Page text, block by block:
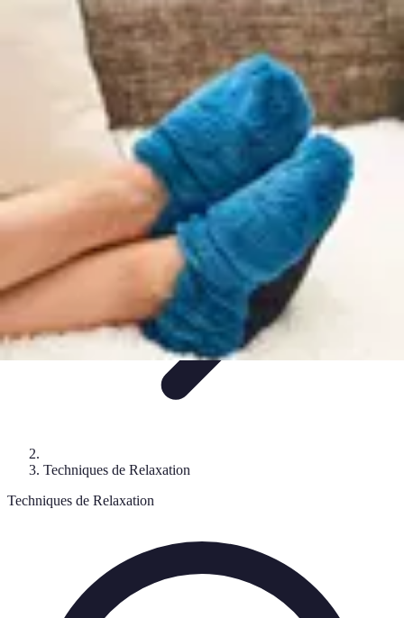
Relaxations Rapides
Techniques de Relaxation Conseils Pratiques
Routine
Technologie Routines
Relaxations Rapides
Techniques de Relaxation
Techniques de Relaxation